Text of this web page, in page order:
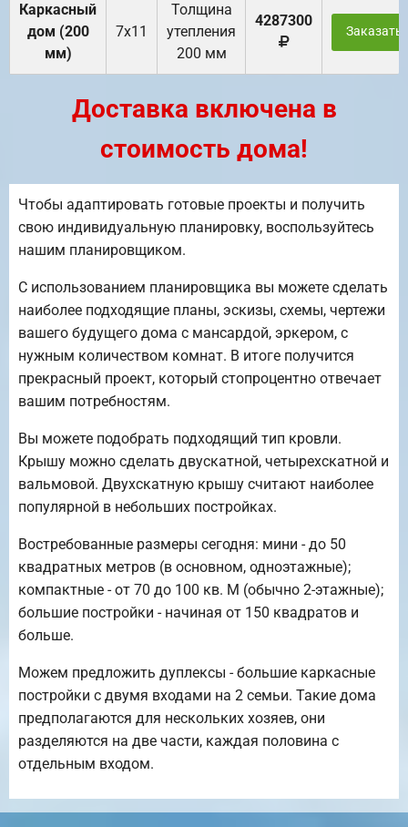
Каркасный
дом (200
мм)
7х11
Толщина
утепления
200 мм
4287300
Заказать
Доставка включена в
стоимость дома!
Чтобы адаптировать готовые проекты и получить
свою индивидуальную планировку, воспользуйтесь
нашим планировщиком.
С использованием планировщика вы можете сделать
наиболее подходящие планы, эскизы, схемы, чертежи
вашего будущего дома с мансардой, эркером, с
нужным количеством комнат. В итоге получится
прекрасный проект, который стопроцентно отвечает
вашим потребностям.
Вы можете подобрать подходящий тип кровли.
Крышу можно сделать двускатной, четырехскатной и
вальмовой. Двухскатную крышу считают наиболее
популярной в небольших постройках.
Востребованные размеры сегодня: мини - до 50
квадратных метров (в основном, одноэтажные);
компактные - от 70 до 100 кв. М (обычно 2-этажные);
большие постройки - начиная от 150 квадратов и
больше.
Можем предложить дуплексы - большие каркасные
постройки с двумя входами на 2 семьи. Такие дома
предполагаются для нескольких хозяев, они
разделяются на две части, каждая половина с
отдельным входом.